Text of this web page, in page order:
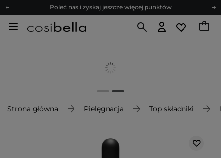
Poleć nas i zyskaj jeszcze więcej punktów
Bezpłatne konsultacje kosmetologiczne
Poleć nas i zyskaj jeszcze więcej punktów
Strona główna Pielęgnacja Top składniki